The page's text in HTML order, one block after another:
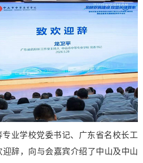
专业学校党委书记、广东省名校长工
辞，向与会嘉宾介绍了中山及中山